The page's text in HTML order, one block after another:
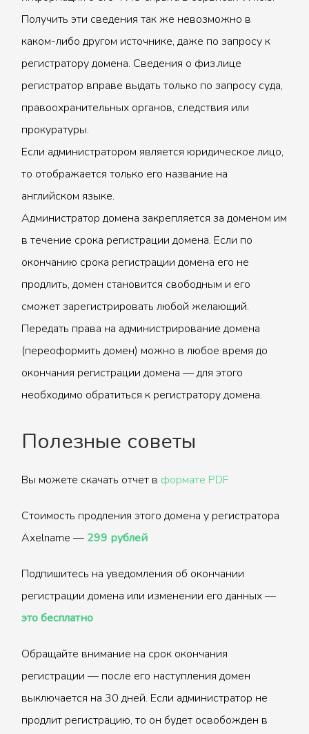
Получить эти сведения так же невозможно в
каком-либо другом источнике, даже по запросу к
регистратору домена. Сведения о физ.лице
регистратор вправе выдать только по запросу суда,
правоохранительных органов, следствия или
прокуратуры.
Если администратором является юридическое лицо,
то отображается только его название на
английском языке.
Администратор домена закрепляется за доменом им
в течение срока регистрации домена. Если по
окончанию срока регистрации домена его не
продлить, домен становится свободным и его
сможет зарегистрировать любой желающий.
Передать права на администрирование домена
(переоформить домен) можно в любое время до
окончания регистрации домена — для этого
необходимо обратиться к регистратору домена.
Полезные советы
Вы можете скачать отчет в формате PDF
Стоимость продления этого домена у регистратора
Axelname — 299 рублей
Подпишитесь на уведомления об окончании
регистрации домена или изменении его данных —
это бесплатно
Обращайте внимание на срок окончания
регистрации — после его наступления домен
выключается на 30 дней. Если администратор не
продлит регистрацию, то он будет освобожден в